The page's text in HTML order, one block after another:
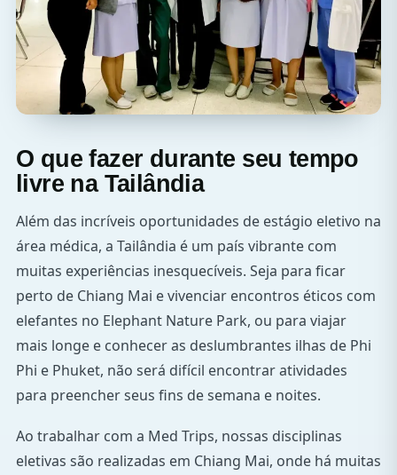
O que fazer durante seu tempo
livre na Tailândia
Além das incríveis oportunidades de estágio eletivo na
área médica, a Tailândia é um país vibrante com
muitas experiências inesquecíveis. Seja para ficar
perto de Chiang Mai e vivenciar encontros éticos com
elefantes no Elephant Nature Park, ou para viajar
mais longe e conhecer as deslumbrantes ilhas de Phi
Phi e Phuket, não será difícil encontrar atividades
para preencher seus fins de semana e noites.
Ao trabalhar com a Med Trips, nossas disciplinas
eletivas são realizadas em Chiang Mai, onde há muitas